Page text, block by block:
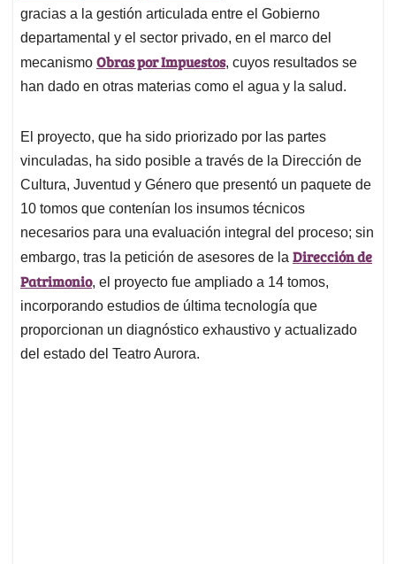
gracias a la gestión articulada entre el Gobierno
departamental y el sector privado, en el marco del
mecanismo Obras por Impuestos, cuyos resultados se
han dado en otras materias como el agua y la salud.
El proyecto, que ha sido priorizado por las partes
vinculadas, ha sido posible a través de la Dirección de
Cultura, Juventud y Género que presentó un paquete de
10 tomos que contenían los insumos técnicos
necesarios para una evaluación integral del proceso; sin
embargo, tras la petición de asesores de la Dirección de
Patrimonio, el proyecto fue ampliado a 14 tomos,
incorporando estudios de última tecnología que
proporcionan un diagnóstico exhaustivo y actualizado
del estado del Teatro Aurora.